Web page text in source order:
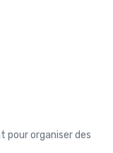
pour organiser des